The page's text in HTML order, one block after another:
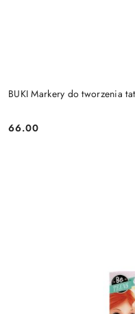
BUKI Markery do tworzenia
Cena:
66.00